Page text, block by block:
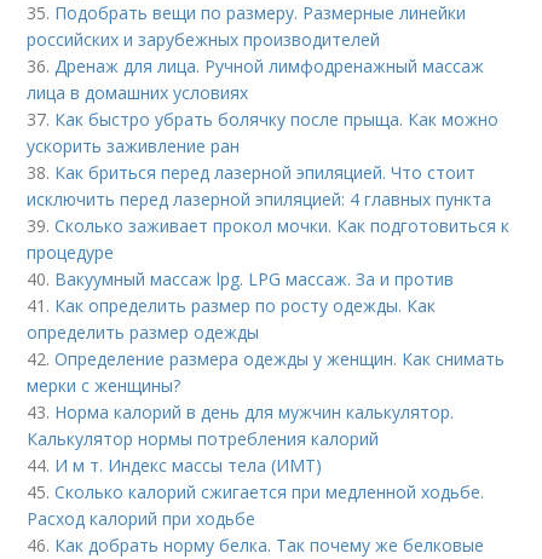
35. Подобрать вещи по размеру. Размерные линейки
российских и зарубежных производителей
36.Дренаж для лица. Ручной лимфодренажный массаж
лица в домашних условиях
37. Как быстро убрать болячку после прыща. Как можно
ускорить заживление ран
38. Как бриться перед лазерной эпиляцией. Что стоит
исключить перед лазерной эпиляцией: 4 главных пункта
39.Сколько заживает прокол мочки. Как подготовиться к
процедуре
40. Вакуумный массаж lpg. LPG массаж. За и против
41. Как определить размер по росту одежды. Как
определить размер одежды
42.Определение размера одежды у женщин. Как снимать
мерки с женщины?
43. Норма калорий в день для мужчин калькулятор.
Калькулятор нормы потребления калорий
44. И м т. Индекс массы тела (ИМТ)
45.Сколько калорий сжигается при медленной ходьбе.
Расход калорий при ходьбе
46. Как добрать норму белка. Так почему же белковые